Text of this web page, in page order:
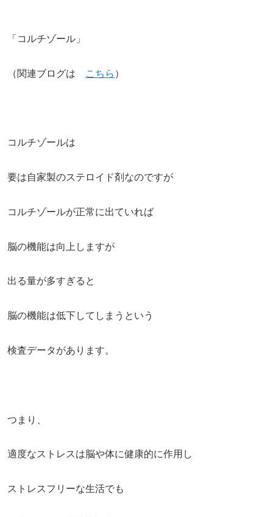
「コルチゾール」
（関連ブログは こちら ）
コルチゾールは
要は自家製のステロイド剤なのですが
コルチゾールが正常に出ていれば
脳の機能は向上しますが
出る量が多すぎると
脳の機能は低下してしまうという
検査データがあります。
つまり、
適度なストレスは脳や体に健康的に作用し
ストレスフリーな生活でも